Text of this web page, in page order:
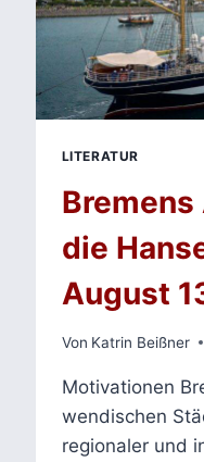
LITERATUR
die
August
Von Katrin Beißner
Motivationen
wendischen
regionaler und